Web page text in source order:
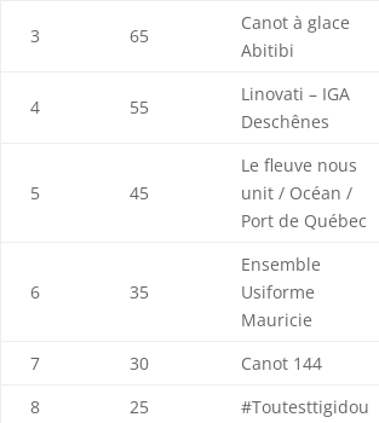
3 65
Canot à glace
Abitibi
4 55
Linovati – IGA
Deschênes
5 45
Le fleuve nous
unit / Océan /
Port de Québec
6 35
Ensemble
Usiforme
Mauricie
7 30 Canot 144
8
25 #Toutesttigidou